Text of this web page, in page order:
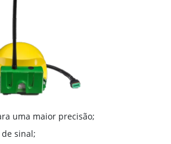
uma maior precisão;
sinal;